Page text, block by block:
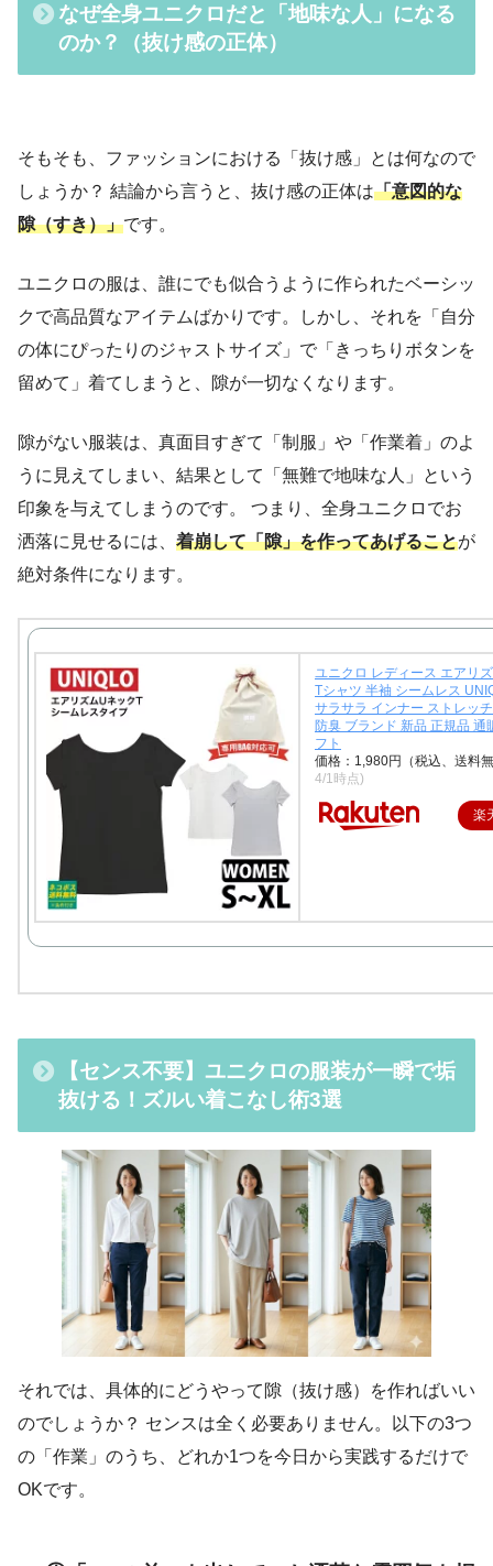
なぜ全身ユニクロだと「地味な人」になる
のか？（抜け感の正体）
そもそも、ファッションにおける「抜け感」とは何なので
しょうか？ 結論から言うと、抜け感の正体は「意図的な
隙（すき）」です。
ユニクロの服は、誰にでも似合うように作られたベーシッ
クで高品質なアイテムばかりです。しかし、それを「自分
の体にぴったりのジャストサイズ」で「きっちりボタンを
留めて」着てしまうと、隙が一切なくなります。
隙がない服装は、真面目すぎて「制服」や「作業着」のよ
うに見えてしまい、結果として「無難で地味な人」という
印象を与えてしまうのです。 つまり、全身ユニクロでお
洒落に見せるには、 着崩して「隙」を作ってあげることが
絶対条件になります。
ユニクロ レディース エアリ
Tシャツ 半袖 シームレス
サラサラ インナー ストレッ
防臭 ブランド 新品 正規品 通
フト
価格：1,980円（税込、送料
4/1時点)
楽
【センス不要】ユニクロの服装が一瞬で垢
抜ける！ズルい着こなし術3選
それでは、具体的にどうやって隙（抜け感）を作ればいい
のでしょうか？ センスは全く必要ありません。以下の3つ
の「作業」のうち、どれか1つを今日から実践するだけで
OKです。